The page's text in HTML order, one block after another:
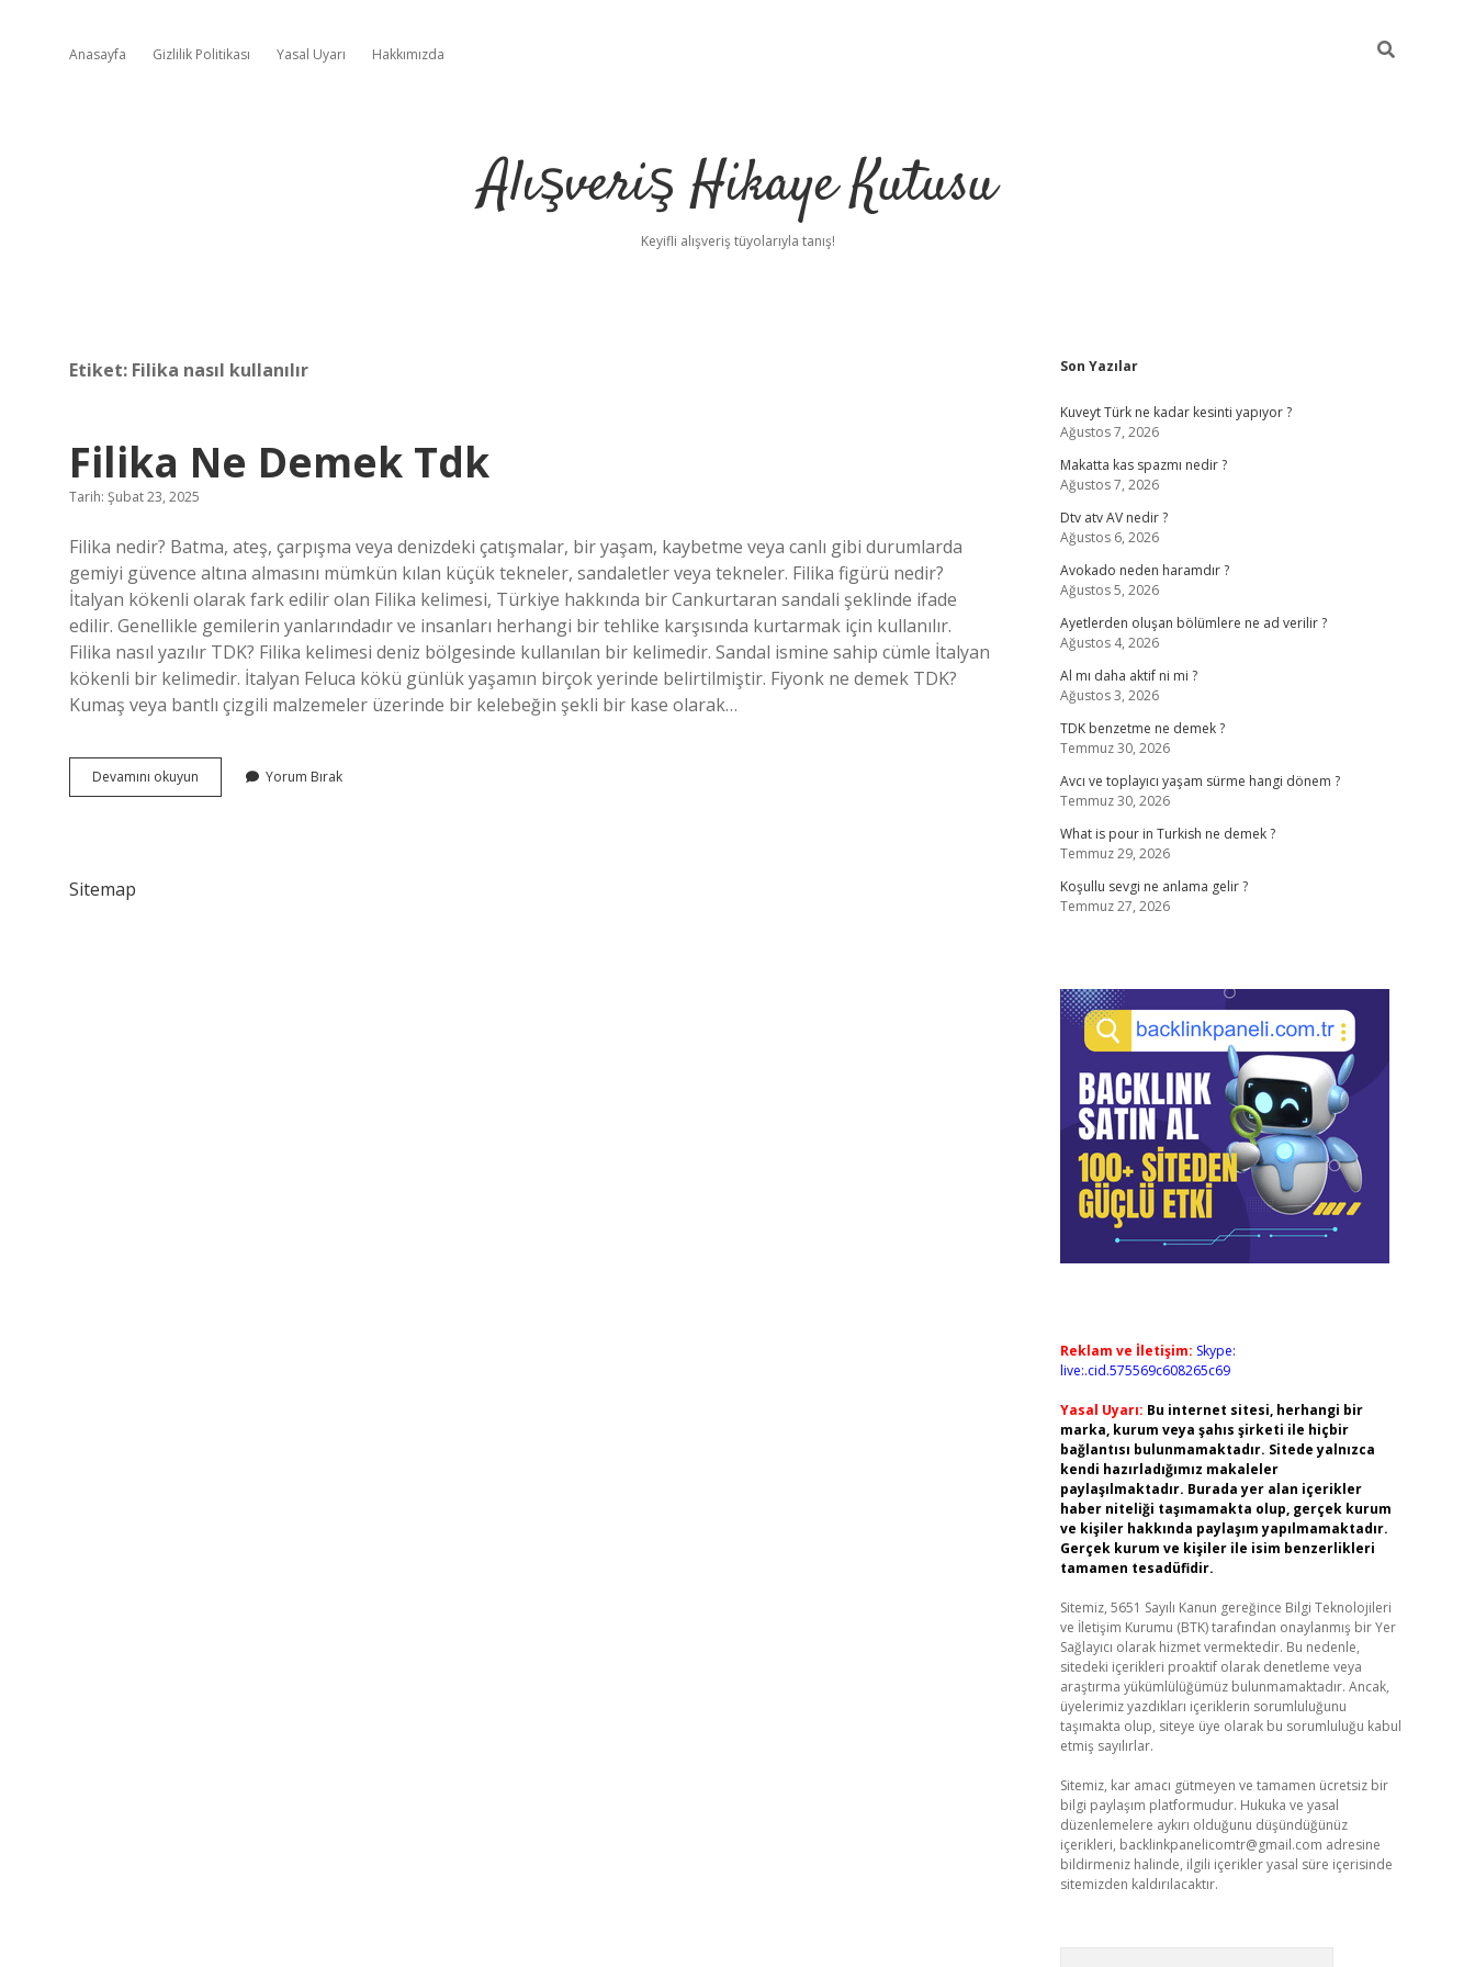
Anasayfa Gizlilik Politikası Yasal Uyarı Hakkımızda
Alışveriş Hikaye Kutusu
Keyifli alışveriş tüyolarıyla tanış!
Etiket: Filika nasıl kullanılır
Filika Ne Demek Tdk
Tarih: Şubat 23, 2025
Filika nedir? Batma, ateş, çarpışma veya denizdeki çatışmalar, bir yaşam, kaybetme veya canlı gibi durumlarda
gemiyi güvence altına almasını mümkün kılan küçük tekneler, sandaletler veya tekneler. Filika figürü nedir?
İtalyan kökenli olarak fark edilir olan Filika kelimesi, Türkiye hakkında bir Cankurtaran sandali şeklinde ifade
edilir. Genellikle gemilerin yanlarındadır ve insanları herhangi bir tehlike karşısında kurtarmak için kullanılır.
Filika nasıl yazılır TDK? Filika kelimesi deniz bölgesinde kullanılan bir kelimedir. Sandal ismine sahip cümle İtalyan
kökenli bir kelimedir. İtalyan Feluca kökü günlük yaşamın birçok yerinde belirtilmiştir. Fiyonk ne demek TDK?
Kumaş veya bantlı çizgili malzemeler üzerinde bir kelebeğin şekli bir kase olarak…
Devamını okuyun
Ne
Yorum Bırak
Sitemap
Sidebar
Son Yazılar
Kuveyt Türk ne kadar kesinti yapıyor ?
Ağustos 7, 2026
Makatta kas spazmı nedir ?
Ağustos 7, 2026
Dtv atv AV nedir ?
Ağustos 6, 2026
Avokado neden haramdır ?
Ağustos 5, 2026
Ayetlerden oluşan bölümlere ne ad verilir ?
Ağustos 4, 2026
Al mı daha aktif ni mi ?
Ağustos 3, 2026
TDK benzetme ne demek ?
Temmuz 30, 2026
Avcı ve toplayıcı yaşam sürme hangi dönem ?
Temmuz 30, 2026
What is pour in Turkish ne demek ?
Temmuz 29, 2026
Koşullu sevgi ne anlama gelir ?
Temmuz 27, 2026
Reklam ve İletişim: Skype:
live:.cid.575569c608265c69
Yasal Uyarı: Bu internet sitesi, herhangi bir
marka, kurum veya şahıs şirketi ile hiçbir
bağlantısı bulunmamaktadır. Sitede yalnızca
kendi hazırladığımız makaleler
paylaşılmaktadır. Burada yer alan içerikler
haber niteliği taşımamakta olup, gerçek kurum
ve kişiler hakkında paylaşım yapılmamaktadır.
Gerçek kurum ve kişiler ile isim benzerlikleri
tamamen tesadüfidir.
Sitemiz, 5651 Sayılı Kanun gereğince Bilgi Teknolojileri
ve İletişim Kurumu (BTK) tarafından onaylanmış bir Yer
Sağlayıcı olarak hizmet vermektedir. Bu nedenle,
sitedeki içerikleri proaktif olarak denetleme veya
araştırma yükümlülüğümüz bulunmamaktadır. Ancak,
üyelerimiz yazdıkları içeriklerin sorumluluğunu
taşımakta olup, siteye üye olarak bu sorumluluğu kabul
etmiş sayılırlar.
Sitemiz, kar amacı gütmeyen ve tamamen ücretsiz bir
bilgi paylaşım platformudur. Hukuka ve yasal
düzenlemelere aykırı olduğunu düşündüğünüz
içerikleri, backlinkpanelicomtr@gmail.com adresine
bildirmeniz halinde, ilgili içerikler yasal süre içerisinde
sitemizden kaldırılacaktır.